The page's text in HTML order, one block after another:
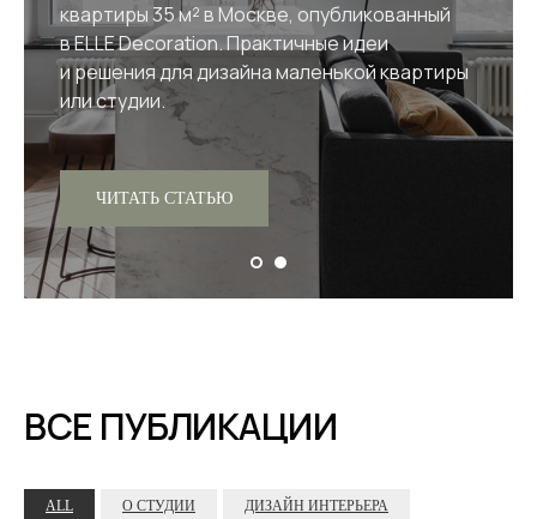
и функциональные пространства для
отдыха. Фото и визуализации интерьеров
от студии P.S.Interior.
ЧИТАТЬ СТАТЬЮ
ВСЕ ПУБЛИКАЦИИ
ALL О СТУДИИ ДИЗАЙН ИНТЕРЬЕРА